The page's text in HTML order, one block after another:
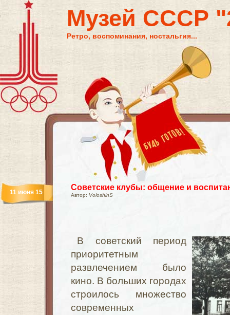
Музей СССР
Ретро, воспоминания, ностальгия...
Советские клубы: общение и
Автор: VoloshinS
11 июня 15
В советский период
приоритетным
развлечением было
кино. В больших городах
строилось множество
современных